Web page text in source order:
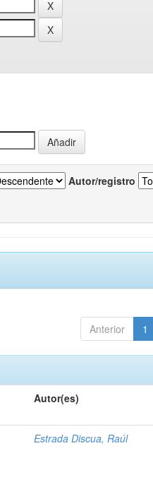
Autor/registro
Anterior 1
Autor(es)
Estrada Discua, Raúl